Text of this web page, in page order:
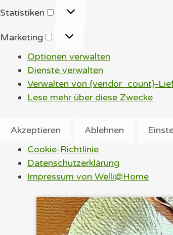
Statistiken
Statistiken
Marketing
Marketing
Optionen verwalten
Dienste verwalten
Verwalten von {vendor_count}-
Lese mehr über diese Zwecke
Akzeptieren Ablehnen
Cookie-Richtlinie
Datenschutzerklärung
Impressum von Welli@Home